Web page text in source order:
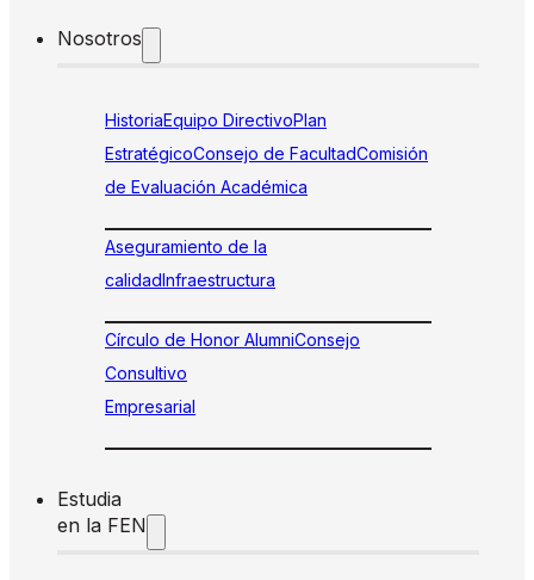
Nosotros
HistoriaEquipo DirectivoPlan
EstratégicoConsejo de FacultadComisión
de Evaluación Académica
Aseguramiento de la
calidadInfraestructura
Círculo de Honor AlumniConsejo
Consultivo
Empresarial
Estudia
en la FEN